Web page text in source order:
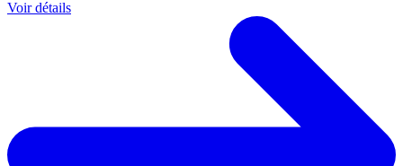
Voir détails